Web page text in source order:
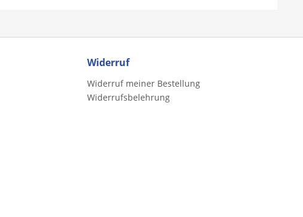
Widerruf
Widerruf meiner Bestellung
Widerrufsbelehrung